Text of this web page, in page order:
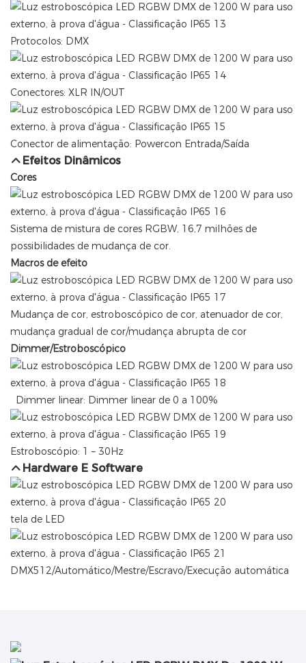
Protocolos: DMX
Conectores: XLR IN/OUT
Conector de alimentação: Powercon Entrada/Saída
Efeitos Dinâmicos
Cores
Sistema de mistura de cores RGBW, 16,7 milhões de
possibilidades de mudança de cor.
Macros de efeito
Mudança de cor, estroboscópico de cor, atenuador de cor,
mudança gradual de cor/mudança abrupta de cor
Dimmer/Estroboscópico
Dimmer linear: Dimmer linear de 0 a 100%
Estroboscópio: 1 – 30Hz
Hardware E Software
tela de LED
DMX512/Automático/Mestre/Escravo/Execução automática